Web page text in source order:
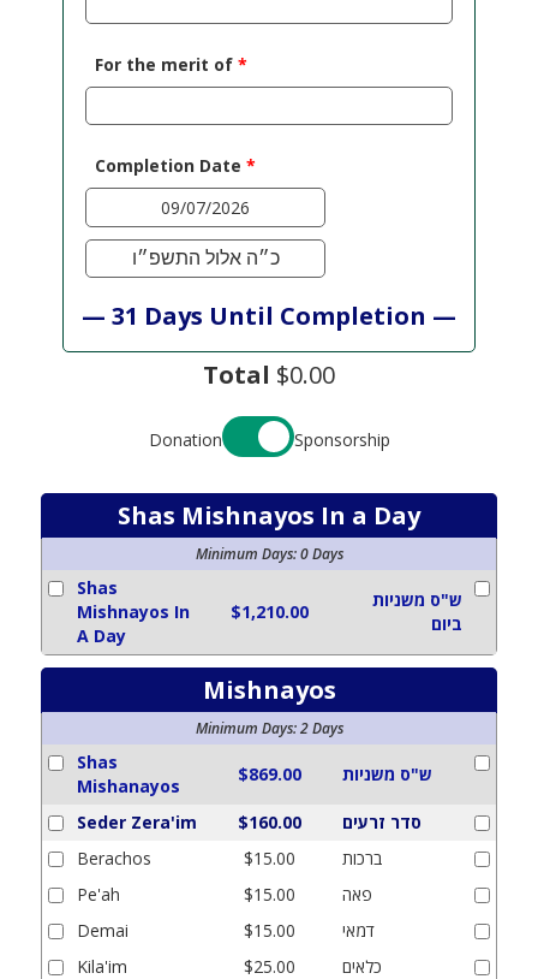
For the merit of *
Completion Date *
כ״ה אלול התשפ״ו
— 31 Days Until Completion —
Total $0.00
Donation Sponsorship
Shas Mishnayos In a Day
Minimum Days:0 Days
Shas
Mishnayos In
A Day
$1,210.00
ש"ס משניות
ביום
Mishnayos
Minimum Days:2 Days
Shas
Mishanayos
$869.00 ש"ס משניות
Seder Zera'im $160.00
סדר זרעים
Berachos
$15.00
ברכות
Pe'ah
$15.00
פאה
Demai
$15.00
דמאי
Kila'im
$25.00
כלאים